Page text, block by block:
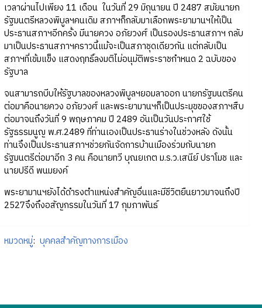
เวลาผ่านไปเพียง 11 เดือน ในวันที่ 29 มิถุนายน ปี 2487 สมัยนายก
รัฐมนตรีหลวงพิบูลฯคนเดิม สภาฯก็กลับมาเลือกพระยามานฯให้เป็น
ประธานสภาฯอีกครั้ง มีนายควง อภัยวงศ์ เป็นรองประธานสภาฯ กลับ
มาเป็นประธานสภาฯคราวนี้แม้จะเป็นสภาชุดเดียวกัน แต่กลับเป็น
สภาฯที่เข้มแข็ง แสดงฤทธิ์ลงมติไม่อนุมัติพระราชกำหนด 2 ฉบับของ
รัฐบาล
จนสามารถบีบให้รัฐบาลของหลวงพิบูลฯยอมลาออก นายกรัฐมนตรีคน
ต่อมาคือนายควง อภัยวงศ์ และพระยามานฯก็เป็นประมุขของสภาฯสืบ
ต่อมาจนถึงวันที่ 9 พฤษภาคม ปี 2489 อันเป็นวันประกาศใช้
รัฐธรรมนูญ พ.ศ.2489 ที่ท่านเองเป็นประธานร่างในช่วงหลัง ดังนั้น
ท่านจึงเป็นประธานสภาฯช่วยกันจัดการบ้านเมืองร่วมกับนายก
รัฐมนตรีต่อมาอีก 3 คน คือนายทวี บุณยเกต ม.ร.ว.เสนีย์ ปราโมช และ
นายปรีดี พนมยงค์
พระยามานฯยังได้ดำรงตำแหน่งสำคัญอื่นและมีชีวิตยืนยาวมาจนถึงปี
2527จึงถึงอสัญกรรมในวันที่ 17 กุมภาพันธ์
หมวดหมู่: บุคคลสำคัญทางการเมือง